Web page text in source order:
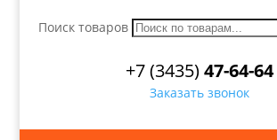
Поиск товаров
+7 (3435)47-64-64
Заказать звонок